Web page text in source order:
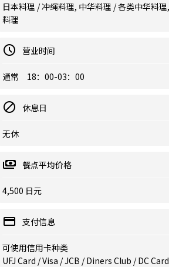
日本料理 / 冲绳料理, 中华料理 / 各类中华料
料理
营业时间
通常 18：00-03：00
休息日
无休
餐点平均价格
4,500 日元
支付信息
可使用信用卡种类
UFJ Card / Visa / JCB / Diners Club / DC